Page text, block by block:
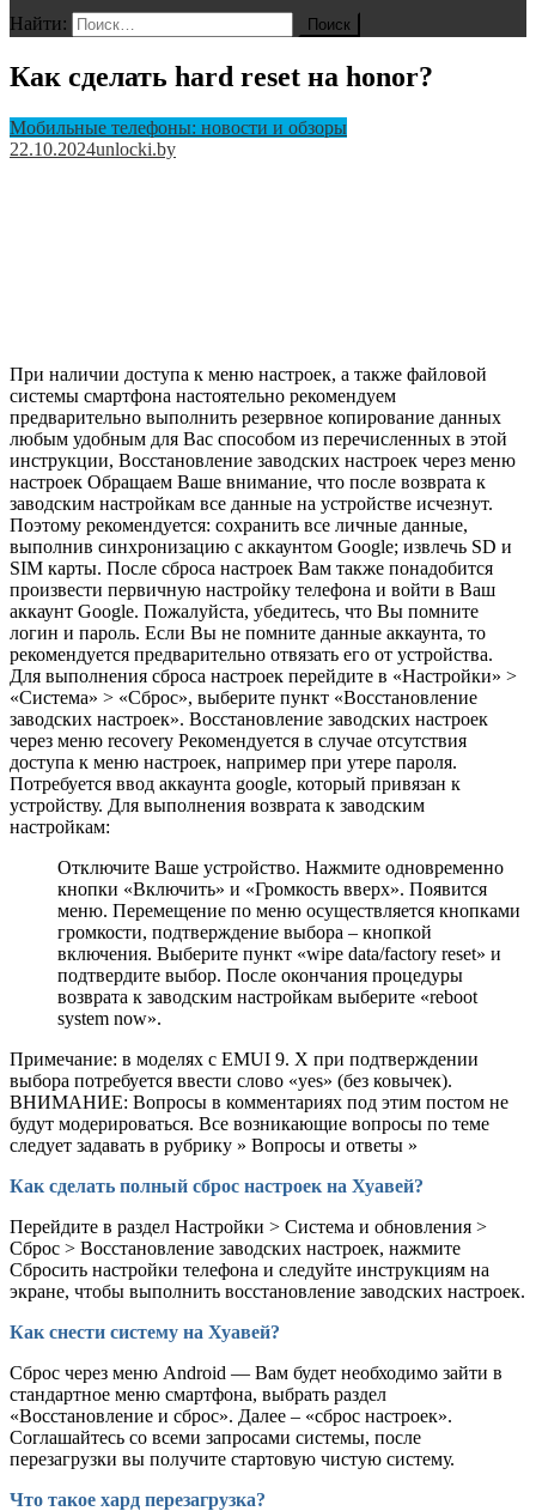
Найти:
Как сделать hard reset на honor?
Мобильные телефоны: новости и обзоры
22.10.2024unlocki.by
При наличии доступа к меню настроек, а также файловой
системы смартфона настоятельно рекомендуем
предварительно выполнить резервное копирование данных
любым удобным для Вас способом из перечисленных в этой
инструкции, Восстановление заводских настроек через меню
настроек Обращаем Ваше внимание, что после возврата к
заводским настройкам все данные на устройстве исчезнут.
Поэтому рекомендуется: сохранить все личные данные,
выполнив синхронизацию с аккаунтом Google; извлечь SD и
SIM карты. После сброса настроек Вам также понадобится
произвести первичную настройку телефона и войти в Ваш
аккаунт Google. Пожалуйста, убедитесь, что Вы помните
логин и пароль. Если Вы не помните данные аккаунта, то
рекомендуется предварительно отвязать его от устройства.
Для выполнения сброса настроек перейдите в «Настройки» >
«Система» > «Сброс», выберите пункт «Восстановление
заводских настроек». Восстановление заводских настроек
через меню recovery Рекомендуется в случае отсутствия
доступа к меню настроек, например при утере пароля.
Потребуется ввод аккаунта google, который привязан к
устройству. Для выполнения возврата к заводским
настройкам:
Отключите Ваше устройство. Нажмите одновременно
кнопки «Включить» и «Громкость вверх». Появится
меню. Перемещение по меню осуществляется кнопками
громкости, подтверждение выбора – кнопкой
включения. Выберите пункт «wipe data/factory reset» и
подтвердите выбор. После окончания процедуры
возврата к заводским настройкам выберите «reboot
system now».
Примечание: в моделях c EMUI 9. X при подтверждении
выбора потребуется ввести слово «yes» (без ковычек).
ВНИМАНИЕ: Вопросы в комментариях под этим постом не
будут модерироваться. Все возникающие вопросы по теме
следует задавать в рубрику » Вопросы и ответы »
Как сделать полный сброс настроек на Хуавей?
Перейдите в раздел Настройки > Система и обновления >
Сброс > Восстановление заводских настроек, нажмите
Сбросить настройки телефона и следуйте инструкциям на
экране, чтобы выполнить восстановление заводских настроек.
Как снести систему на Хуавей?
Сброс через меню Android — Вам будет необходимо зайти в
стандартное меню смартфона, выбрать раздел
«Восстановление и сброс». Далее – «сброс настроек».
Соглашайтесь со всеми запросами системы, после
перезагрузки вы получите стартовую чистую систему.
Что такое хард перезагрузка?